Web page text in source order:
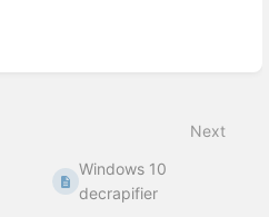
Next
Windows 10
decrapifier